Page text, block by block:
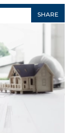
SHARE